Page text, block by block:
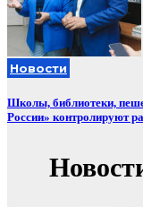
Новости
Школы, библиотеки,
России» контролируют